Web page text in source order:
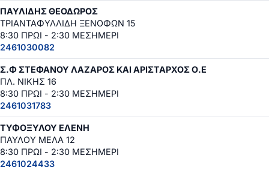
ΠΑΥΛΙΔΗΣ ΘΕΟΔΩΡΟΣ
ΤΡΙΑΝΤΑΦΥΛΛΙΔΗ ΞΕΝΟΦΩΝ 15
8:30 ΠΡΩΙ - 2:30 ΜΕΣΗΜΕΡΙ
2461030082
Σ.Φ ΣΤΕΦΑΝΟΥ ΛΑΖΑΡΟΣ ΚΑΙ ΑΡΙΣΤΑΡΧΟΣ Ο.Ε
ΠΛ. ΝΙΚΗΣ 16
8:30 ΠΡΩΙ - 2:30 ΜΕΣΗΜΕΡΙ
2461031783
ΤΥΦΟΞΥΛΟΥ ΕΛΕΝΗ
ΠΑΥΛΟΥ ΜΕΛΑ 12
8:30 ΠΡΩΙ - 2:30 ΜΕΣΗΜΕΡΙ
2461024433